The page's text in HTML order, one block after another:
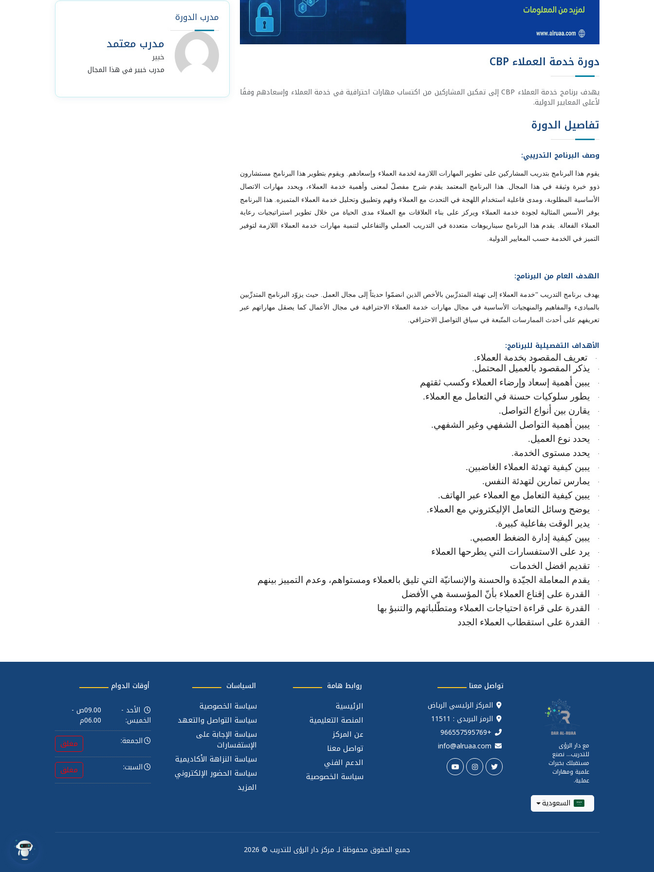
دورة خدمة العملاء CBP
يهدف برنامج خدمة العملاء CBP إلى تمكين المشاركين من اكتساب مهارات احترافية في خدمة العملاء وإسعادهم وفقًا
لأعلى المعايير الدولية.
تفاصيل الدورة
وصف البرنامج التدريبي:
يقوم هذا البرنامج بتدريب المشاركين على تطوير المهارات اللازمة لخدمة العملاء وإسعادهم. ويقوم بتطوير هذا البرنامج مستشارون
ذوو خبرة وثيقة في هذا المجال. هذا البرنامج المعتمد يقدم شرح مفصلّ لمعنى وأهمية خدمة العملاء، ويحدد مهارات الاتصال
الأساسية المطلوبة، ومدى فاعلية استخدام اللهجة في التحدث مع العملاء وفهم وتطبيق وتحليل خدمة العملاء المتميزه. هذا البرنامج
يوفر الأسس المثالية لجودة خدمة العملاء ويركز على بناء العلاقات مع العملاء مدى الحياة من خلال تطوير استراتيجيات رعاية
العملاء الفعالة. يقدم هذا البرنامج سيناريوهات متعددة في التدريب العملي والتفاعلي لتنمية مهارات خدمة العملاء اللازمة لتوفير
التميز في الخدمة حسب المعايير الدولية.
الهدف العام من البرنامج:
يهدف برنامج التدريب “خدمة العملاء إلى تهيئة المتدرِّبين بالأخص الذين انضمّوا حديثاً إلى مجال العمل. حيث يزوّد البرنامج المتدرِّبين
بالمبادىء والمفاهيم والمنهجيات الأساسية في مجال مهارات خدمة العملاء الاحترافية في مجال الأعمال كما يصقل مهاراتهم عبر
تعريفهم على أحدث الممارسات المتّبعة في سياق التواصل الاحترافي.
الأهداف التفصيلية للبرنامج:
· تعريف المقصود بخدمة العملاء.
· يذكر المقصود بالعميل المحتمل.
· يبين أهمية إسعاد وإرضاء العملاء وكسب ثقتهم
· يطور سلوكيات حسنة في التعامل مع العملاء.
· يقارن بين أنواع التواصل.
· يبين أهمية التواصل الشفهي وغير الشفهي.
· يحدد نوع العميل.
· يحدد مستوى الخدمة.
· يبين كيفية تهدئة العملاء الغاضبين.
· يمارس تمارين لتهدئة النفس.
· يبين كيفية التعامل مع العملاء عبر الهاتف.
· يوضح وسائل التعامل الإليكتروني مع العملاء.
· يدير الوقت بفاعلية كبيرة.
· يبين كيفية إدارة الضغط العصبي.
· يرد على الاستفسارات التي يطرحها العملاء
· تقديم افضل الخدمات
· يقدم المعاملة الجيّدة والحسنة والإنسانيّة التي تليق بالعملاء ومستواهم، وعدم التمييز بينهم
· القدرة على إقناع العملاء بأنّ المؤسسة هي الأفضل
· القدرة على قراءة احتياجات العملاء ومتطّلباتهم والتنبؤ بها
· القدرة على استقطاب العملاء الجدد
مدرب الدورة
مدرب معتمد
خبير
مدرب خبير في هذا المجال
مع دار الرؤى
للتدريب... نصنع
مستقبلك بخبرات
علمية ومهارات
عملية.
السعودية
تواصل معنا
المركز الرئيسي الرياض
الرمز البريدي : 11511
+966557595769
info@alruaa.com
روابط هامة
الرئيسية
المنصة التعليمية
عن المركز
تواصل معنا
الدعم الفني
سياسة الخصوصية
السياسات
سياسة الخصوصية
سياسة التواصل والتعهد
سياسة الإجابة على
الإستفسارات
سياسة النزاهة الأكاديمية
سياسة الحضور الإلكتروني
المزيد
أوقات الدوام
الأحد -
الخميس:
09.00ص -
06.00م
الجمعة:
مغلق
السبت:
مغلق
جميع الحقوق محفوظة لـ مركز دار الرؤى للتدريب © 2026